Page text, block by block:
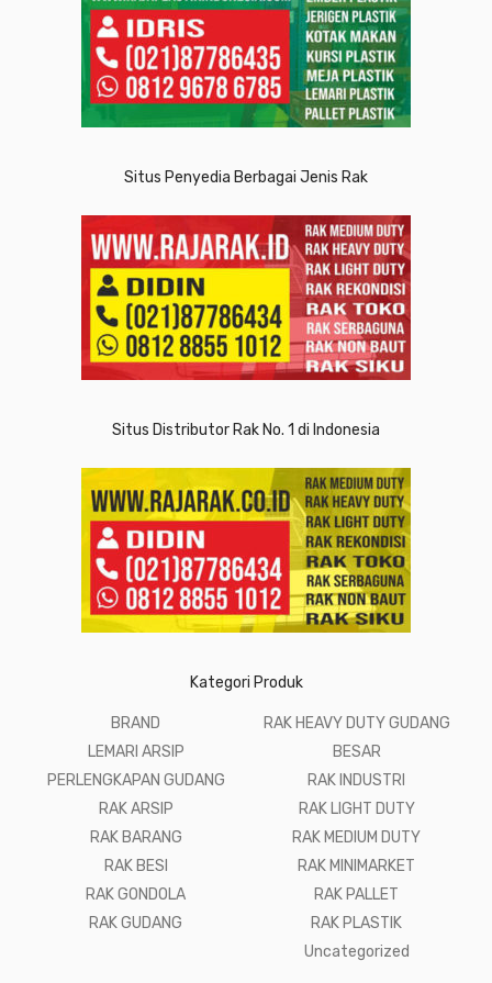
Situs Penyedia Berbagai Jenis Rak
Situs Distributor Rak No. 1 di Indonesia
Kategori Produk
BRAND
LEMARI ARSIP
PERLENGKAPAN GUDANG
RAK ARSIP
RAK BARANG
RAK BESI
RAK GONDOLA
RAK GUDANG
RAK HEAVY DUTY GUDANG
BESAR
RAK INDUSTRI
RAK LIGHT DUTY
RAK MEDIUM DUTY
RAK MINIMARKET
RAK PALLET
RAK PLASTIK
Uncategorized